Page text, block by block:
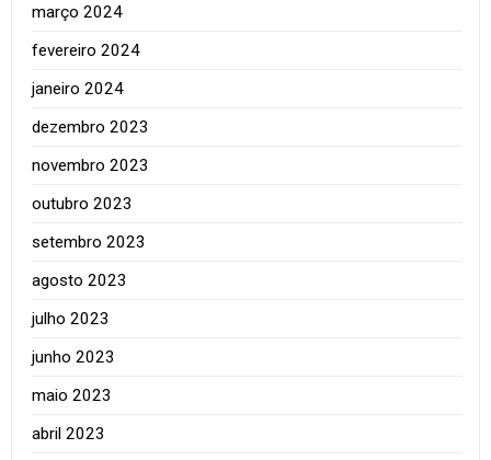
março 2024
fevereiro 2024
janeiro 2024
dezembro 2023
novembro 2023
outubro 2023
setembro 2023
agosto 2023
julho 2023
junho 2023
maio 2023
abril 2023